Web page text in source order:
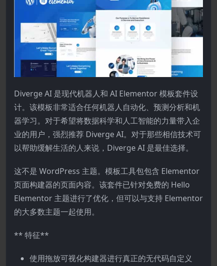
Diverge AI 是现代机器人和 AI Elementor 模板套件设
计。该模板非常适合任何机器人自动化、预测分析和机
器学习。对于希望将数据科学和人工智能的力量带入企
业的用户，强烈推荐 Diverge AI。对于那些相信技术可
以帮助缓解生活的人来说，Diverge AI 是最佳选择。
这不是 WordPress 主题。模板工具包包含 Elementor
页面构建器的页面内容。该套件已针对免费的 Hello
Elementor 主题进行了优化，但可以与支持 Elementor
的大多数主题一起使用。
** 特征**
使用拖放可视化构建器进行真正的无代码自定义